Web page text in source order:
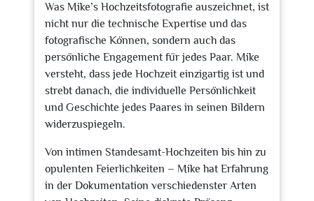
Was Mike’s Hochzeitsfotografie auszeichnet, ist
nicht nur die technische Expertise und das
fotografische Können, sondern auch das
persönliche Engagement für jedes Paar. Mike
versteht, dass jede Hochzeit einzigartig ist und
strebt danach, die individuelle Persönlichkeit
und Geschichte jedes Paares in seinen Bildern
widerzuspiegeln.
Von intimen Standesamt-Hochzeiten bis hin zu
opulenten Feierlichkeiten – Mike hat Erfahrung
in der Dokumentation verschiedenster Arten